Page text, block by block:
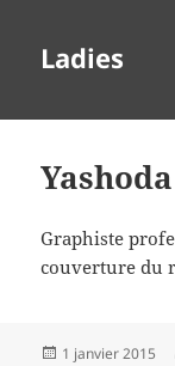
Ladies
Graphiste
couverture du
Publié
1 janvier 2015